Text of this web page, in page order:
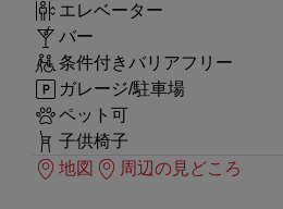
エレベーター
バー
条件付きバリアフリー
ガレージ/駐車場
ペット可
子供椅子
地図
周辺の見どころ